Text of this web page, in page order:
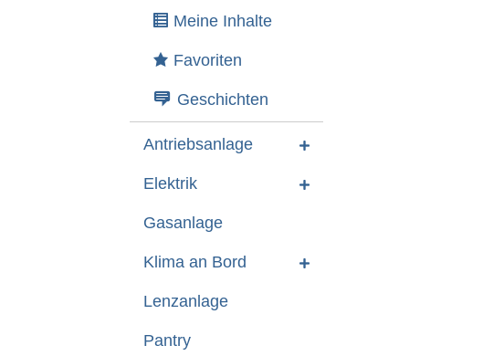
Meine Inhalte
Favoriten
Geschichten
Antriebsanlage
Elektrik
Gasanlage
Klima an Bord
Lenzanlage
Pantry